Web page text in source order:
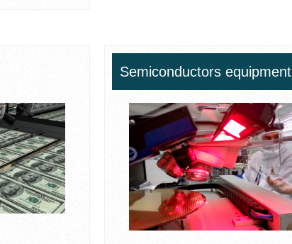
Semiconductors equipment